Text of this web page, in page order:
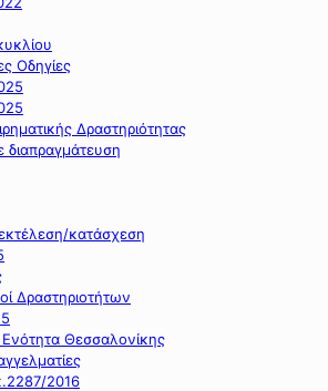
Οδηγίες
Δραστηριότητας
διαπραγμάτευση
κατάσχεση
Δραστηριοτήτων
Ενότητα Θεσσαλονίκης
2016